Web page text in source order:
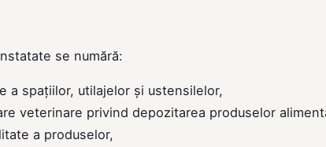
se numără:
a spațiilor, utilajelor și ustensilelor,
veterinare privind depozitarea produselor
a produselor,